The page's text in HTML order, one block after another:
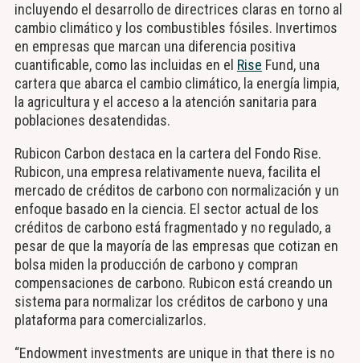
incluyendo el desarrollo de directrices claras en torno al
cambio climático y los combustibles fósiles. Invertimos
en empresas que marcan una diferencia positiva
cuantificable, como las incluidas en el Rise Fund, una
cartera que abarca el cambio climático, la energía limpia,
la agricultura y el acceso a la atención sanitaria para
poblaciones desatendidas.
Rubicon Carbon destaca en la cartera del Fondo Rise.
Rubicon, una empresa relativamente nueva, facilita el
mercado de créditos de carbono con normalización y un
enfoque basado en la ciencia. El sector actual de los
créditos de carbono está fragmentado y no regulado, a
pesar de que la mayoría de las empresas que cotizan en
bolsa miden la producción de carbono y compran
compensaciones de carbono. Rubicon está creando un
sistema para normalizar los créditos de carbono y una
plataforma para comercializarlos.
“Endowment investments are unique in that there is no